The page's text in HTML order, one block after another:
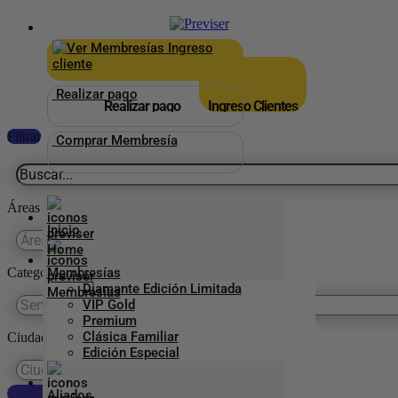
Ingreso
cliente
Realizar pago
Comprar Membresía
Inicio
Membresías
Diamante Edición Limitada
VIP Gold
Premium
Clásica Familiar
Edición Especial
Realizar pago Ingreso Clientes
Filtrar
Áreas
Categorías Previser
Ciudades
Reestablecer preferencias